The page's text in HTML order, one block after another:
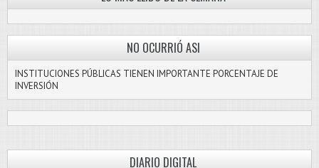
NO OCURRIÓ ASI
INSTITUCIONES PÚBLICAS TIENEN IMPORTANTE PORCENTAJE DE
INVERSIÓN
DIARIO DIGITAL